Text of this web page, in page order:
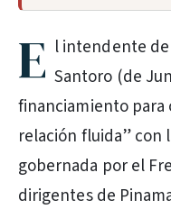
E l intendente de
Santoro (de
financiamiento para
relación fluida” con
gobernada por el
dirigentes de